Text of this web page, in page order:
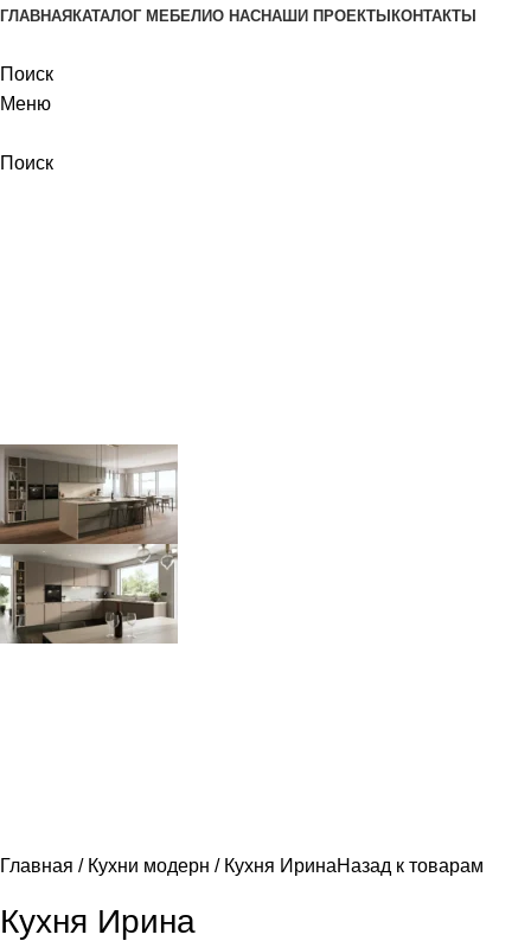
ГЛАВНАЯ КАТАЛОГ МЕБЕЛИО НАСНАШИ ПРОЕКТЫ КОНТАКТЫ
Поиск
Меню
Поиск
Главная Кухни модерн Кухня ИринаНазад к товарам
Кухня Ирина